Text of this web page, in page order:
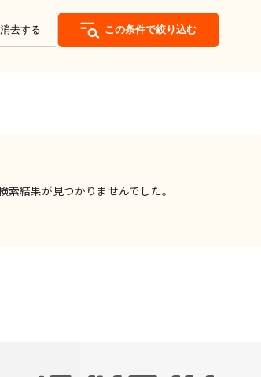
去する この条件で絞り込む
索結果が見つかりませんでした。